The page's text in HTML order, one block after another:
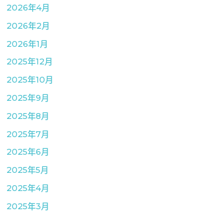
2026年4月
2026年2月
2026年1月
2025年12月
2025年10月
2025年9月
2025年8月
2025年7月
2025年6月
2025年5月
2025年4月
2025年3月